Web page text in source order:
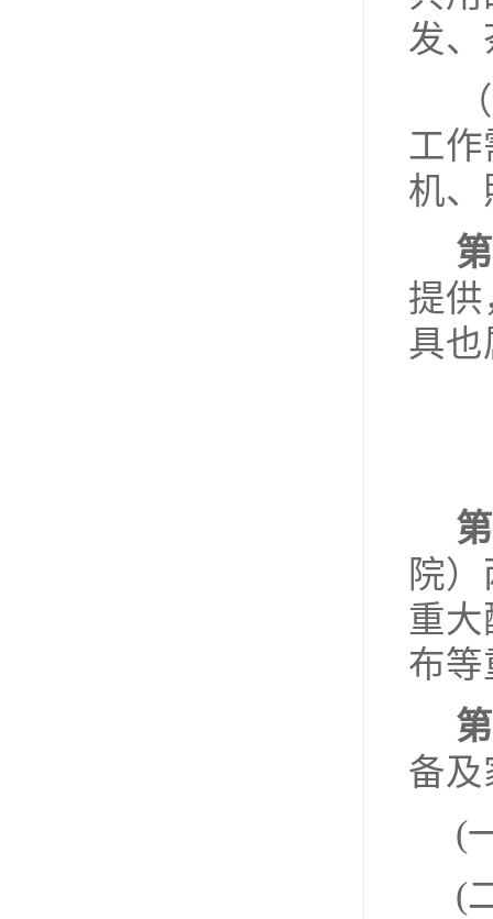
发、
工
机、
提
具也
院
重
布等
备及
(
(